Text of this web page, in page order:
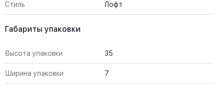
Стиль Лофт
Габариты упаковки
Высота упаковки 35
Ширина упаковки 7